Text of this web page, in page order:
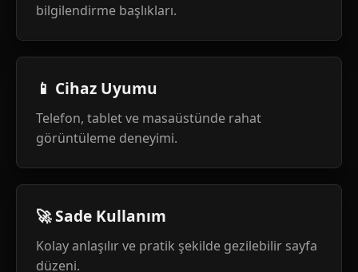
bilgilendirme başlıkları.
📱 Cihaz Uyumu
Telefon, tablet ve masaüstünde rahat
görüntüleme deneyimi.
🚀 Sade Kullanım
Kolay anlaşılır ve pratik şekilde gezilebilir sayfa
düzeni.